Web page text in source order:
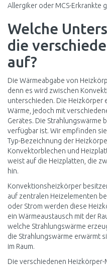
Allergiker oder MCS-Erkrankte
Welche
die
auf?
Die Wärmeabgabe von
denn es wird zwischen
unterschieden. Die Heizkörper
Wärme, jedoch mit
Gerätes. Die Strahlungswärme
verfügbar ist. Wir empfinden
Typ-Bezeichnung der
Konvektorblechen und
weist auf die Heizplatten, die
hin.
Konvektionsheizkörper
auf zentralen Heizelementen
oder Strom werden diese
ein Wärmeaustausch mit der
welche Strahlungswärme
die Strahlungswärme erwärmt
im Raum.
Die verschiedenen